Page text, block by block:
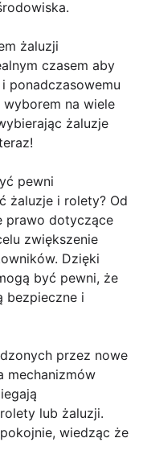
żaluzji
czasem aby
ponadczasowemu
wyborem na wiele
żaluzje
pewni
żaluzje i rolety? Od
prawo dotyczące
zwiększenie
Dzięki
być pewni, że
bezpieczne i
przez nowe
mechanizmów
lub żaluzji.
wiedząc że